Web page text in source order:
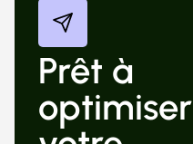
Prêt à
optimiser